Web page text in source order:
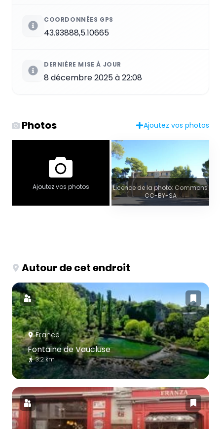
COORDONNÉES GPS
43.93888,5.10665
DERNIÈRE MISE À JOUR
8 décembre 2025 à 22:08
Photos Ajoutez vos photos
Ajoutez vos photos
Licence de la photo: Commons
CC-BY-SA
Autour de cet endroit
France
Fontaine de Vaucluse
3.2 km